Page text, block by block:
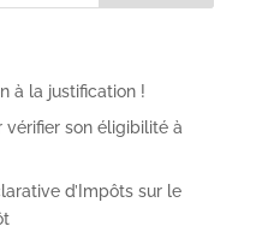
à la justification !
vérifier son éligibilité à
d’Impôts sur le